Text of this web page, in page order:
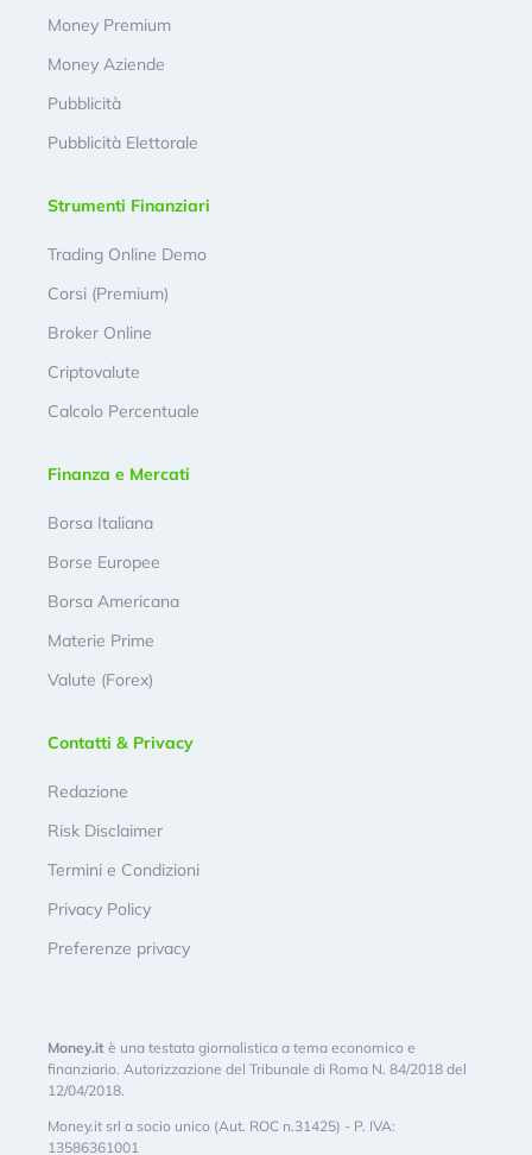
Money Premium
Money Aziende
Pubblicità
Pubblicità Elettorale
Strumenti Finanziari
Trading Online Demo
Corsi (Premium)
Broker Online
Criptovalute
Calcolo Percentuale
Finanza e Mercati
Borsa Italiana
Borse Europee
Borsa Americana
Materie Prime
Valute (Forex)
Contatti & Privacy
Redazione
Risk Disclaimer
Termini e Condizioni
Privacy Policy
Preferenze privacy
Money.it è una testata giornalistica a tema economico e
finanziario. Autorizzazione del Tribunale di Roma N. 84/2018 del
12/04/2018.
Money.it srl a socio unico (Aut. ROC n.31425) - P. IVA:
13586361001